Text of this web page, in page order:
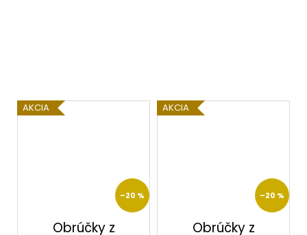
AKCIA
–20 %
Obrúčky z
AKCIA
–20 %
Obrúčky z